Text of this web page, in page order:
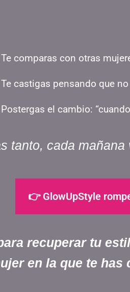
comparas con otras
Te castigas pensando que
el cambio:
tanto, cada
👉 GlowUpStyle
recuperar tu
en la que te